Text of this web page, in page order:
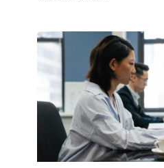
БИЗНЕСА:
КАКИЕ
3
ЗАДАЧИ
ЕМУ
МОЖНО
ПОРУЧИТЬ
УЖЕ